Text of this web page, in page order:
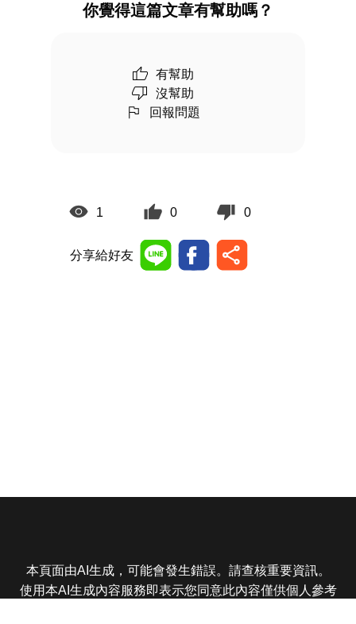
你覺得這篇文章有幫助嗎？
有幫助
沒幫助
回報問題
1 0 0
分享給好友
本頁面由AI生成，可能會發生錯誤。請查核重要資訊。
使用本AI生成內容服務即表示您同意此內容僅供個人參考